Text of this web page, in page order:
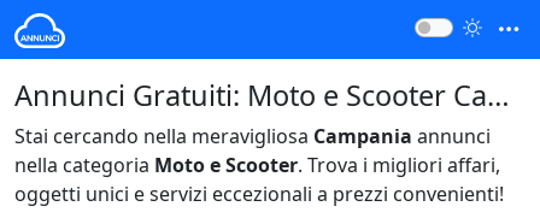
Annunci Gratuiti: Moto e Scooter Campania Italia
Stai cercando nella meravigliosa Campania annunci
nella categoria Moto e Scooter. Trova i migliori affari,
oggetti unici e servizi eccezionali a prezzi convenienti!